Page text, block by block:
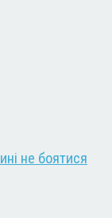
не боятися